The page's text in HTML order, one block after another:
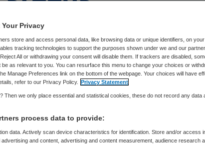
bij
Redactie 387 keer gelezen
die zich bij een abortuskliniek melden
Your Privacy
store and access personal data, like browsing data or unique identifiers, on your
tracking technologies to support the purposes shown under we and our
All or withdrawing your consent will disable them. If trackers are disabled,
as relevant to you. You can resurface this menu to change your choices or
Manage Preferences link on the bottom of the webpage. Your choices will have
refer to our Privacy Policy. Privacy Statement
Then we only place essential and statistical cookies, these do not record any data
process data to provide:
data. Actively scan device characteristics for identification. Store and/or access
and content, advertising and content measurement, audience research